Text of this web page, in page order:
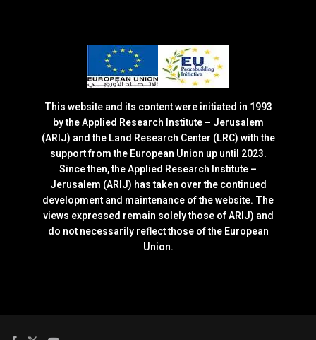
This website and its content were initiated in 1993
by the Applied Research Institute – Jerusalem
(ARIJ) and the Land Research Center (LRC) with the
support from the European Union up until 2023.
Since then, the Applied Research Institute –
Jerusalem (ARIJ) has taken over the continued
development and maintenance of the website. The
views expressed remain solely those of ARIJ) and
do not necessarily reflect those of the European
Union.